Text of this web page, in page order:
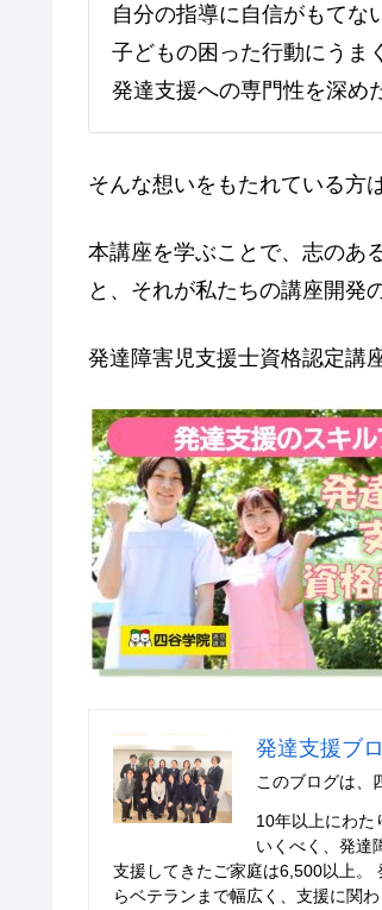
自分の指導に自信がもてな
子どもの困った行動にうま
発達支援への専門性を深め
そんな想いをもたれている方
本講座を学ぶことで、志のあ
と、それが私たちの講座開発
発達障害児支援士資格認定講
発達支援ブ
このブログは、
10年以上にわた
いくべく、発達
支援してきたご家庭は6,500以上。
らベテランまで幅広く、支援に関